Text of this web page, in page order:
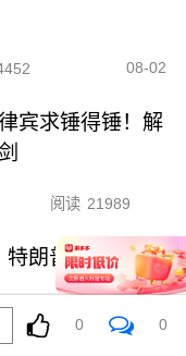
08-02
宾求锤得锤！解
阅读 21989
特朗普拿美国说事
0 0